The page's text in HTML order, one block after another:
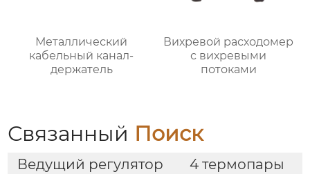
Металлический
кабельный канал-
держатель
Вихревой расходомер
с вихревыми
потоками
Связанный Поиск
Ведущий регулятор
4 термопары